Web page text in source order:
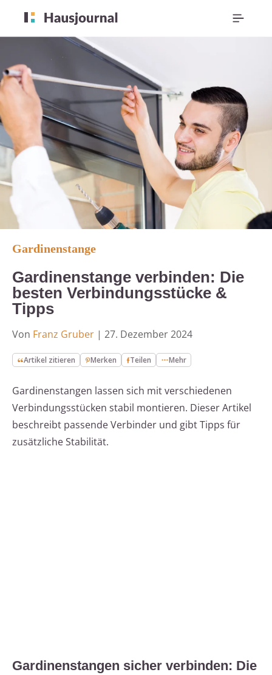
Gardinenstange
Gardinenstange verbinden: Die
besten Verbindungsstücke &
Tipps
Von Franz Gruber | 27. Dezember 2024
Artikel zitieren Merken Teilen Mehr
Gardinenstangen lassen sich mit verschiedenen
Verbindungsstücken stabil montieren. Dieser Artikel
beschreibt passende Verbinder und gibt Tipps für
zusätzliche Stabilität.
Gardinenstangen sicher verbinden: Die